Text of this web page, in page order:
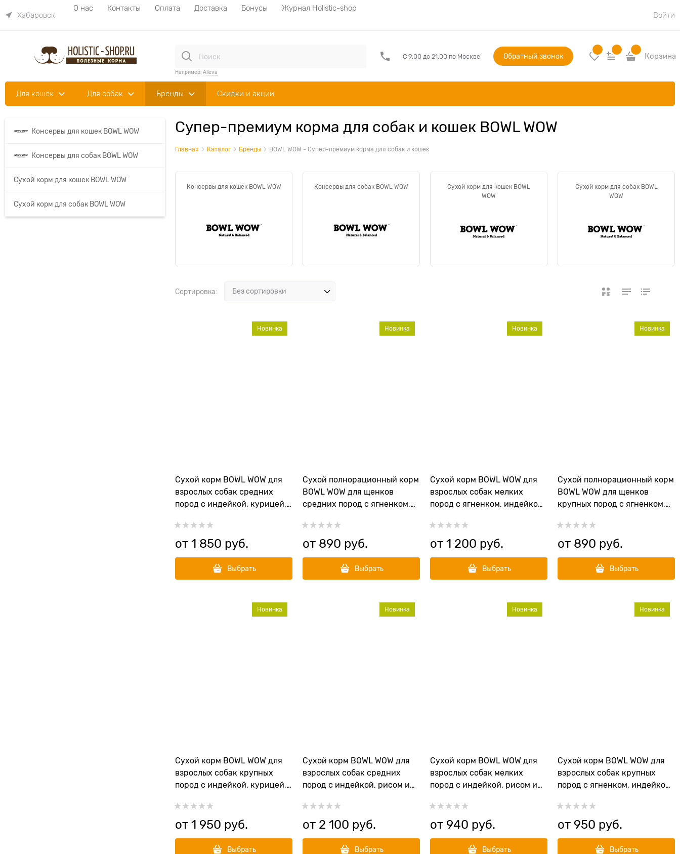
Хабаровск
О нас Контакты Оплата Доставка Бонусы
Журнал Holistic-shop
Войти
Например: Alleva
С 9:00 до 21:00 по Москве Обратный звонок Корзина
Для кошек Для собак Бренды Скидки и акции
Консервы для кошек BOWL WOW
Консервы для собак BOWL WOW
Сухой корм для кошек BOWL WOW
Сухой корм для собак BOWL WOW
Супер-премиум корма для собак и кошек BOWL WOW
Главная Каталог Бренды BOWL WOW - Супер-премиум корма для собак и кошек
Консервы для кошек BOWL WOW Консервы для собак BOWL WOW
Сухой корм для кошек BOWL
WOW
Сухой корм для собак BOWL
WOW
Сортировка:
Сухой корм BOWL WOW для
взрослых собак средних
пород с индейкой, курицей,
Новинка
от 1 850 руб.
Выбрать
Сухой полнорационный корм
BOWL WOW для щенков
средних пород с ягненком,
добавлением брусники
Новинка
от 890 руб.
Выбрать
Сухой корм BOWL WOW для
взрослых собак мелких
пород с ягненком, индейкой,
Новинка
от 1 200 руб.
Выбрать
Сухой полнорационный корм
BOWL WOW для щенков
крупных пород с ягненком,
добавлением черники
Новинка
от 890 руб.
Выбрать
Сухой корм BOWL WOW для
взрослых собак крупных
пород с индейкой, курицей,
Новинка
от 1 950 руб.
Выбрать
Сухой корм BOWL WOW для
взрослых собак средних
пород с индейкой, рисом и
Новинка
от 2 100 руб.
Выбрать
Сухой корм BOWL WOW для
взрослых собак мелких
пород с индейкой, рисом и
Новинка
от 940 руб.
Выбрать
Сухой корм BOWL WOW для
взрослых собак крупных
пород с ягненком, индейкой,
Новинка
от 950 руб.
Выбрать